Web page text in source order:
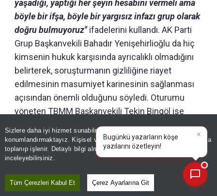
Sizlere daha iyi hizmet sunabilmek adına sitemizde
konumlandırmaktayız. Kişisel verileriniz, KVKK ve GDPR kapsamında
toplanıp işlenir. Detaylı bilgi almak içinAydınlatma Metnimizi
inceleyebilirsiniz.
Tüm Çerezleri Kabul Et Çerez Ayarlarına Git
yaşadığı, yaptığı her şeyin hesabını vermeli ama
böyle bir ifşa, böyle bir yargısız infazı grup olarak
doğru bulmuyoruz"ifadelerini kullandı. AK Parti
Grup Başkanvekili Bahadır Yenişehirlioğlu da hiç
kimsenin hukuk karşısında ayrıcalıklı olmadığını
belirterek, soruşturmanın gizliliğine riayet
edilmesinin masumiyet karinesinin sağlanması
açısından önemli olduğunu söyledi. Oturumu
yöneten TBMM Başkanvekili Tekin Bingöl ise
Meclis'te görev yapan tüm milletvekillerinin hak
ve hukukunun korunmasının Meclis'in ortak
sorumluluğu olduğunu vurgulayarak, bu anlayışın
bundan sonraki süreçte de sürdürülmesi
gerektiğini ifade etti.
Bugünkü yazarların köşe ya